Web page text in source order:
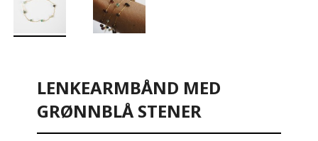
LENKEARMBÅND MED
GRØNNBLÅ STENER